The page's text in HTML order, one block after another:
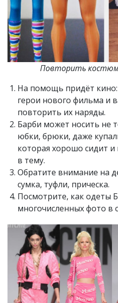
Повторить
На помощь придёт
герои нового фильма и
повторить их наряды.
Барби может носить не
юбки, брюки, даже
которая хорошо сидит и
в тему.
Обратите внимание на
сумка, туфли, прическа.
Посмотрите, как одеты
многочисленных фото в